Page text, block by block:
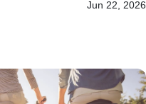
Jun 22, 2026